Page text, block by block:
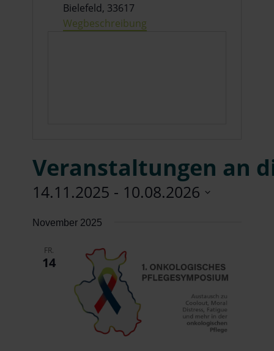
Bielefeld, 33617
Wegbeschreibung
Veranstaltungen an
14.11.2025 - 10.08.2026
wählen.
November 2025
FR.
14